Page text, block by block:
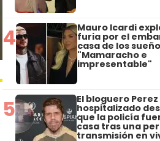
4 Mauro Icardi
furia por el
casa de los
"Mamaracho e
impresentable"
5 El bloguero
hospitalizado
que la policía
casa tras una
transmisión en